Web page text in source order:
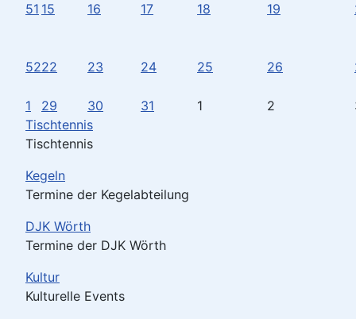
51 15 16 17 18 19
5222 23 24 25 26
1 29 30 31 1 2
Tischtennis
Tischtennis
Kegeln
Termine der Kegelabteilung
DJK Wörth
Termine der DJK Wörth
Kultur
Kulturelle Events